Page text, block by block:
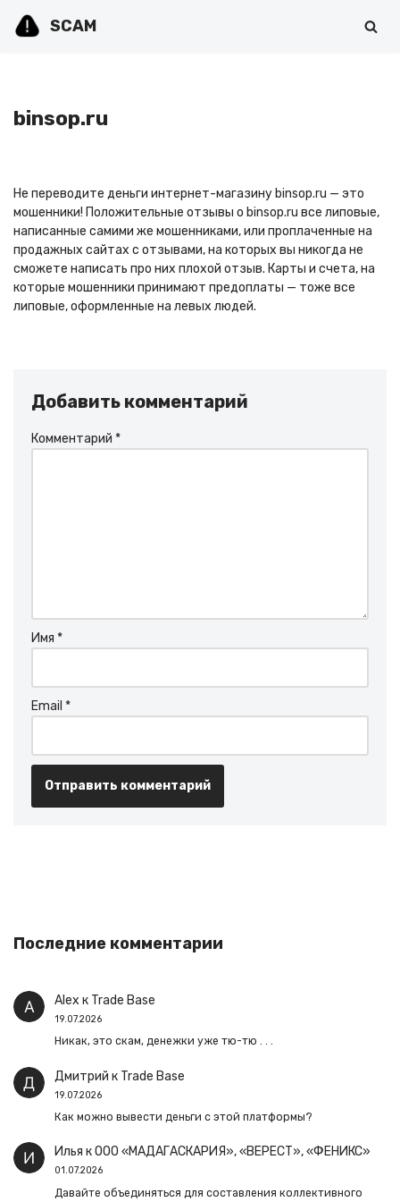
SCAM
binsop.ru
Не переводите деньги интернет-магазину binsop.ru — это
мошенники! Положительные отзывы о binsop.ru все липовые,
написанные самими же мошенниками, или проплаченные на
продажных сайтах с отзывами, на которых вы никогда не
сможете написать про них плохой отзыв. Карты и счета, на
которые мошенники принимают предоплаты — тоже все
липовые, оформленные на левых людей.
Добавить комментарий
Комментарий *
Имя *
Email *
Последние комментарии
Alex к Trade Base
19.07.2026
Никак, это скам, денежки уже тю-тю . . .
Дмитрий к Trade Base
19.07.2026
Как можно вывести деньги с этой платформы?
Илья кООО «МАДАГАСКАРИЯ», «ВЕРЕСТ», «ФЕНИКС»
01.07.2026
Давайте объединяться для составления коллективного